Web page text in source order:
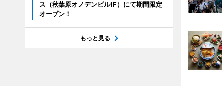
ス（秋葉原オノデンビル1F）にて期間限定
オープン！
もっと見る